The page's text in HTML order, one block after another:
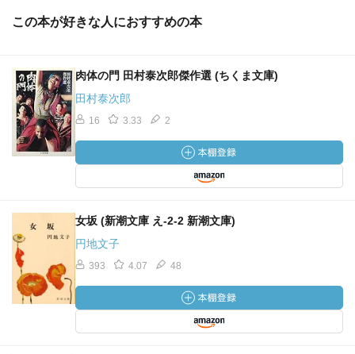
この本が好きな人におすすめの本
肉体の門 田村泰次郎傑作選 (ちくま文庫)
田村泰次郎
16 3.33 2
女坂 (新潮文庫 え-2-2 新潮文庫)
円地文子
393 4.07 48